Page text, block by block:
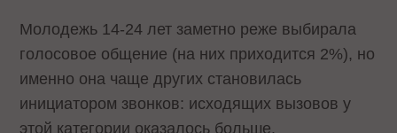
Молодежь 14-24 лет заметно реже выбирала
голосовое общение (на них приходится 2%), но
именно она чаще других становилась
инициатором звонков: исходящих вызовов у
этой категории оказалось больше.